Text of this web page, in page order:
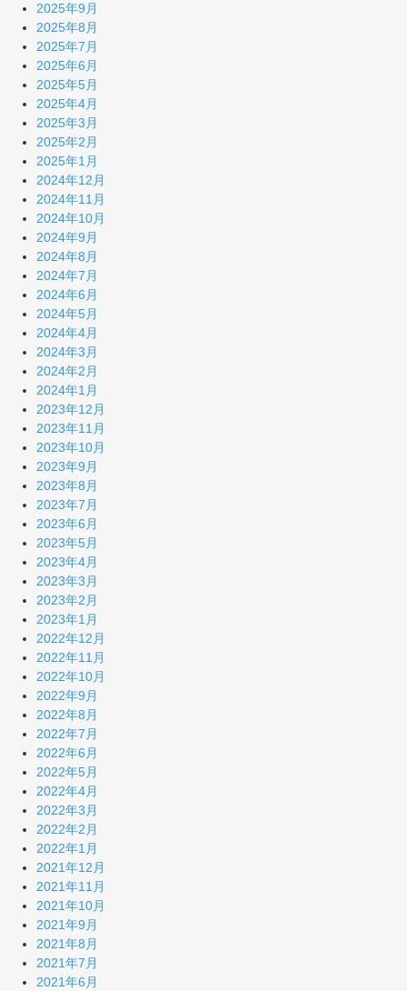
2025年9月
2025年8月
2025年7月
2025年6月
2025年5月
2025年4月
2025年3月
2025年2月
2025年1月
2024年12月
2024年11月
2024年10月
2024年9月
2024年8月
2024年7月
2024年6月
2024年5月
2024年4月
2024年3月
2024年2月
2024年1月
2023年12月
2023年11月
2023年10月
2023年9月
2023年8月
2023年7月
2023年6月
2023年5月
2023年4月
2023年3月
2023年2月
2023年1月
2022年12月
2022年11月
2022年10月
2022年9月
2022年8月
2022年7月
2022年6月
2022年5月
2022年4月
2022年3月
2022年2月
2022年1月
2021年12月
2021年11月
2021年10月
2021年9月
2021年8月
2021年7月
2021年6月